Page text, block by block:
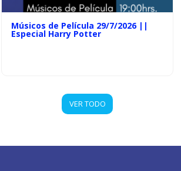
Músicos de Película 29/7/2026 ||
Especial Harry Potter
VER TODO